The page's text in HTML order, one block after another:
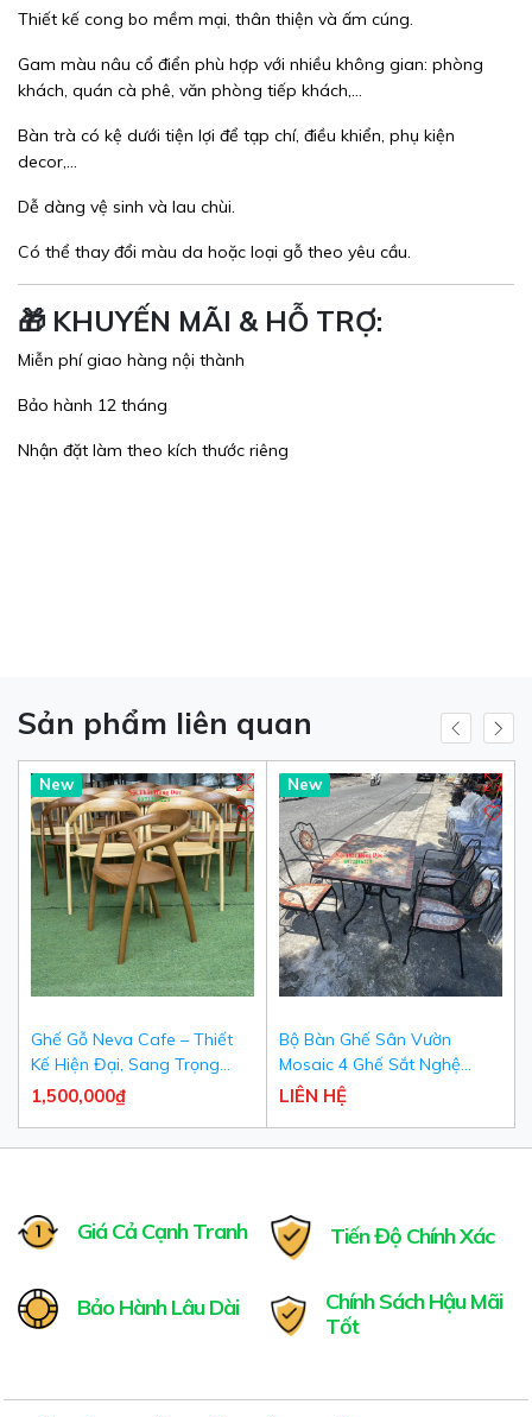
Thiết kế cong bo mềm mại, thân thiện và ấm cúng.
Gam màu nâu cổ điển phù hợp với nhiều không gian: phòng
khách, quán cà phê, văn phòng tiếp khách,...
Bàn trà có kệ dưới tiện lợi để tạp chí, điều khiển, phụ kiện
decor,...
Dễ dàng vệ sinh và lau chùi.
Có thể thay đổi màu da hoặc loại gỗ theo yêu cầu.
🎁 KHUYẾN MÃI & HỖ TRỢ:
Miễn phí giao hàng nội thành
Bảo hành 12 tháng
Nhận đặt làm theo kích thước riêng
Sản phẩm liên quan
New
Ghế Gỗ Neva Cafe – Thiết
Kế Hiện Đại, Sang Trọng
Cho Quán Cafe & Nhà Hàng
1,500,000₫
New
Bộ Bàn Ghế Sân Vườn
Mosaic 4 Ghế Sắt Nghệ
Thuật Khảm Đá Cao Cấp -
LIÊN HỆ
Giá Cả Cạnh Tranh Tiến Độ Chính Xác
Bảo Hành Lâu Dài
Chính Sách Hậu Mãi
Tốt